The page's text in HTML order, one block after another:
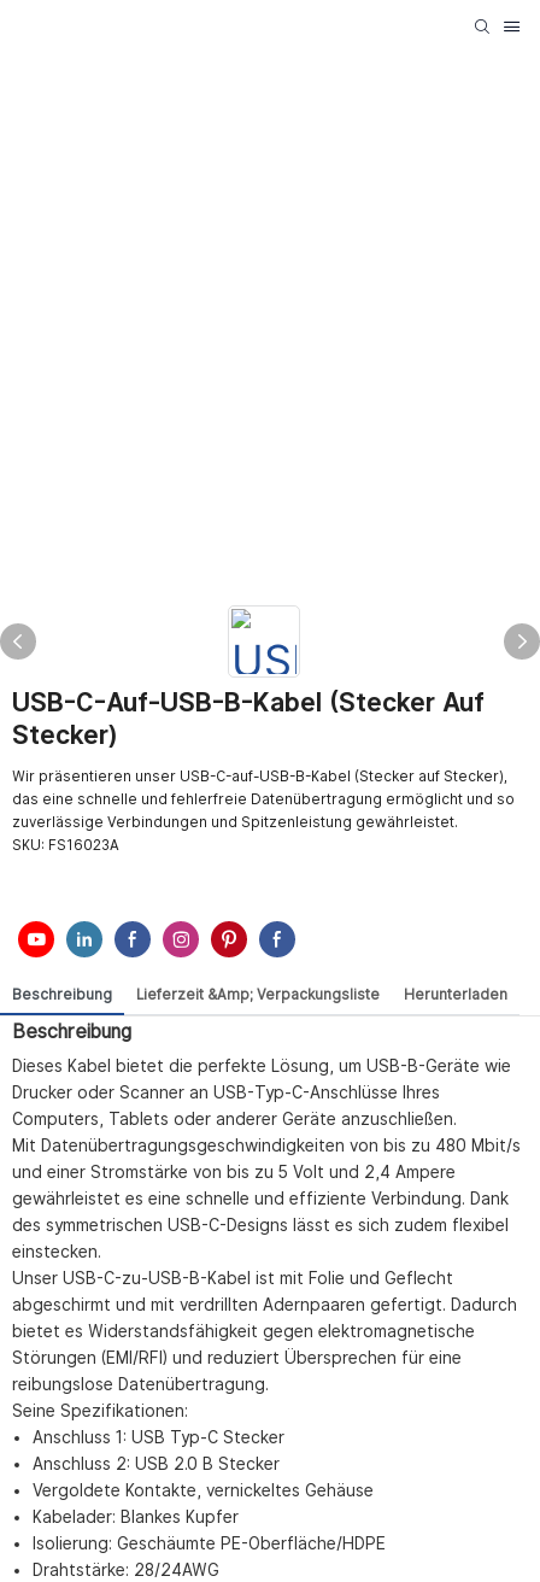
USB-C-Auf-USB-B-Kabel (Stecker Auf
Stecker)
Wir präsentieren unser USB-C-auf-USB-B-Kabel (Stecker auf Stecker),
das eine schnelle und fehlerfreie Datenübertragung ermöglicht und so
zuverlässige Verbindungen und Spitzenleistung gewährleistet.
SKU: FS16023A
Beschreibung Lieferzeit &amp; Verpackungsliste Herunterladen
Beschreibung
Dieses Kabel bietet die perfekte Lösung, um USB-B-Geräte wie
Drucker oder Scanner an USB-Typ-C-Anschlüsse Ihres
Computers, Tablets oder anderer Geräte anzuschließen.
Mit Datenübertragungsgeschwindigkeiten von bis zu 480 Mbit/s
und einer Stromstärke von bis zu 5 Volt und 2,4 Ampere
gewährleistet es eine schnelle und effiziente Verbindung. Dank
des symmetrischen USB-C-Designs lässt es sich zudem flexibel
einstecken.
Unser USB-C-zu-USB-B-Kabel ist mit Folie und Geflecht
abgeschirmt und mit verdrillten Adernpaaren gefertigt. Dadurch
bietet es Widerstandsfähigkeit gegen elektromagnetische
Störungen (EMI/RFI) und reduziert Übersprechen für eine
reibungslose Datenübertragung.
Seine Spezifikationen:
Anschluss 1: USB Typ-C Stecker
Anschluss 2: USB 2.0 B Stecker
Vergoldete Kontakte, vernickeltes Gehäuse
Kabelader: Blankes Kupfer
Isolierung: Geschäumte PE-Oberfläche/HDPE
Drahtstärke: 28/24AWG